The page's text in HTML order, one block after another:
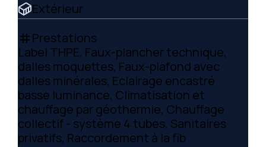
Extérieur
tag Prestations
Label THPE, Faux-plancher technique,
dalles moquettes, Faux-plafond avec
dalles minérales, Eclairage encastré
basse luminance, Climatisation et
chauffage par géothermie, Chauffage
collectif - système 4 tubes, Sanitaires
privatifs, Raccordement à la fib